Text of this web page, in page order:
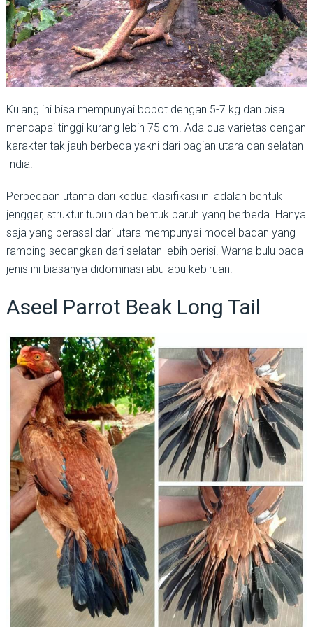
Kulang ini bisa mempunyai bobot dengan 5-7 kg dan bisa
mencapai tinggi kurang lebih 75 cm. Ada dua varietas dengan
karakter tak jauh berbeda yakni dari bagian utara dan selatan
India.
Perbedaan utama dari kedua klasifikasi ini adalah bentuk
jengger, struktur tubuh dan bentuk paruh yang berbeda. Hanya
saja yang berasal dari utara mempunyai model badan yang
ramping sedangkan dari selatan lebih berisi. Warna bulu pada
jenis ini biasanya didominasi abu-abu kebiruan.
Aseel Parrot Beak Long Tail